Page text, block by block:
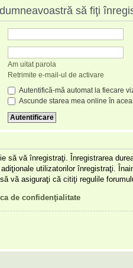
să fiţi
Am uitat parola
Retrimite e-mail-ul de activare
Autentifică-mă automat la fiecare
Ascunde starea mea online în
să vă înregistraţi. Înregistrarea
utilizatorilor înregistraţi.
vă asiguraţi că citiţi regulile
de confidenţialitate